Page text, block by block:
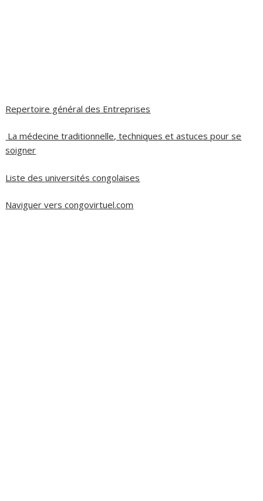
Repertoire général des Entreprises
La médecine traditionnelle, techniques et astuces pour se
soigner
Liste des universités congolaises
Naviguer vers congovirtuel.com